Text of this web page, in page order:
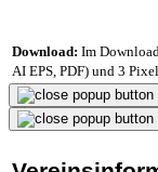
Download: Im
AI EPS, PDF) und 3